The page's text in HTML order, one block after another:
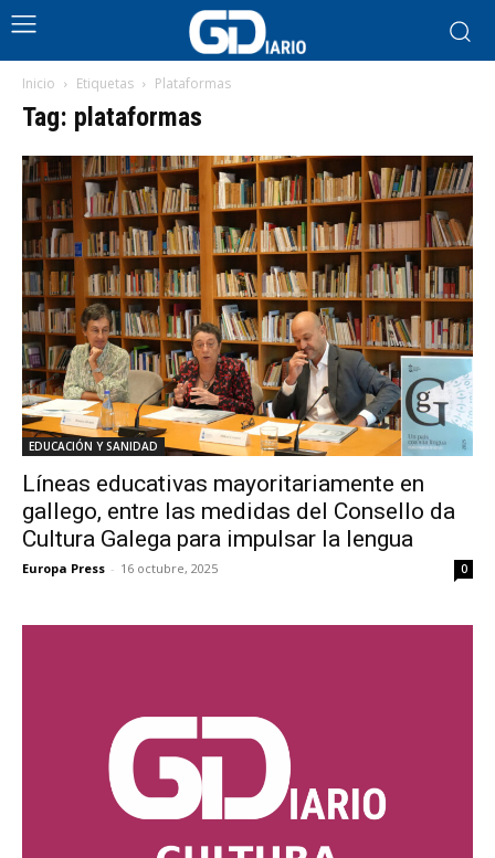
Inicio Etiquetas Plataformas
Tag: plataformas
EDUCACIÓN Y SANIDAD
Líneas educativas mayoritariamente en
gallego, entre las medidas del Consello da
Cultura Galega para impulsar la lengua
Europa Press - 16 octubre, 2025 0